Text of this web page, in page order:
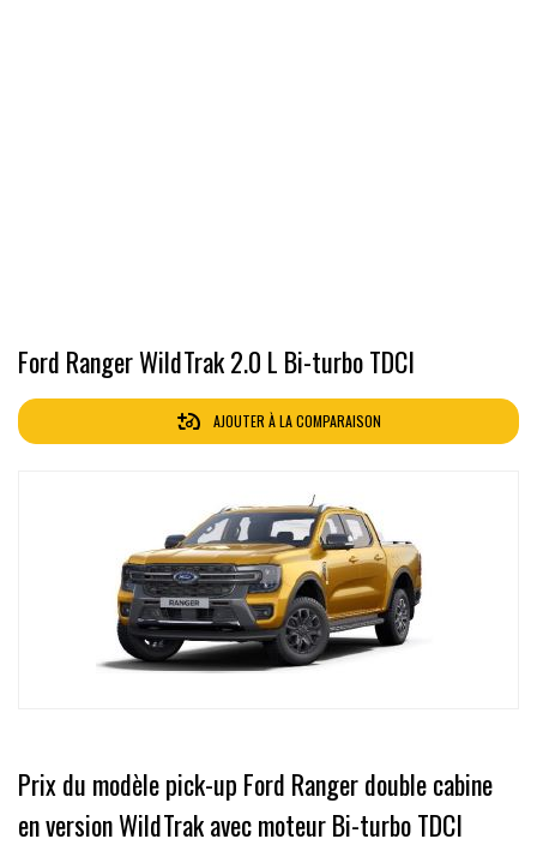
Ford Ranger WildTrak 2.0 L Bi-turbo TDCI
AJOUTER À LA COMPARAISON
Prix du modèle pick-up Ford Ranger double cabine
en version WildTrak avec moteur Bi-turbo TDCI